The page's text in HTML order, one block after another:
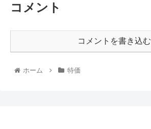
コメント
コメントを書き込む
ホーム 特価